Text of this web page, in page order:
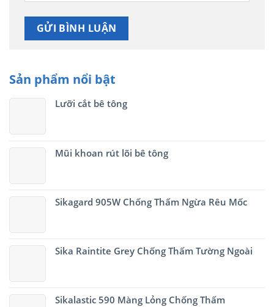
Sản phẩm nổi bật
Lưỡi cắt bê tông
Mũi khoan rút lõi bê tông
Sikagard 905W Chống Thấm Ngừa Rêu Mốc
Sika Raintite Grey Chống Thấm Tường Ngoài
Sikalastic 590 Màng Lỏng Chống Thấm